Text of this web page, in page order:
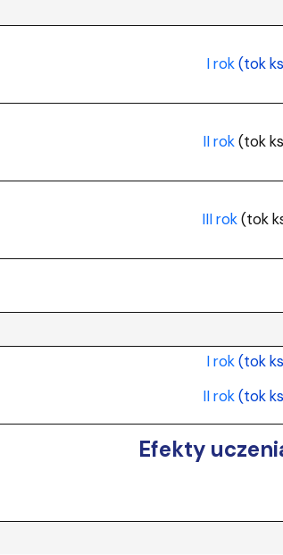
I rok(tok
II rok(tok
III rok(tok
I rok(tok
II rok(tok
Efekty